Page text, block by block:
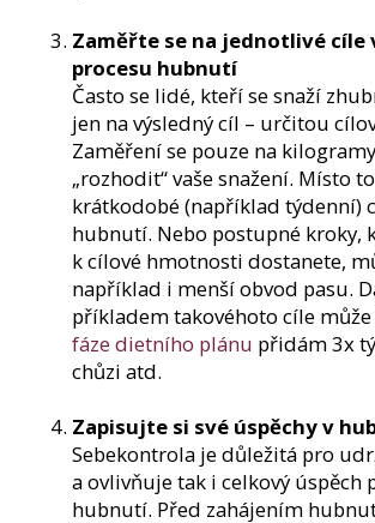
Zaměřte se na jednotlivé cíle
procesu hubnutí
Často se lidé, kteří se snaží
jen na výsledný cíl – určitou
Zaměření se pouze na
„rozhodit“ vaše snažení. Místo
krátkodobé (například týdenní)
hubnutí. Nebo postupné kroky,
k cílové hmotnosti dostanete,
například i menší obvod pasu.
příkladem takovéhoto cíle může
fáze dietního plánu přidám 3x
chůzi atd.
Zapisujte si své úspěchy v
Sebekontrola je důležitá pro
a ovlivňuje tak i celkový úspěch
hubnutí. Před zahájením